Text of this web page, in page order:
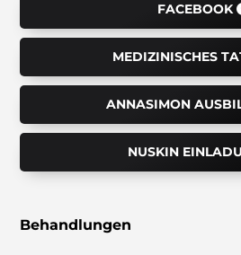
FACEBOOK
MEDIZINISCHES
ANNASIMON
NUSKIN
Behandlungen